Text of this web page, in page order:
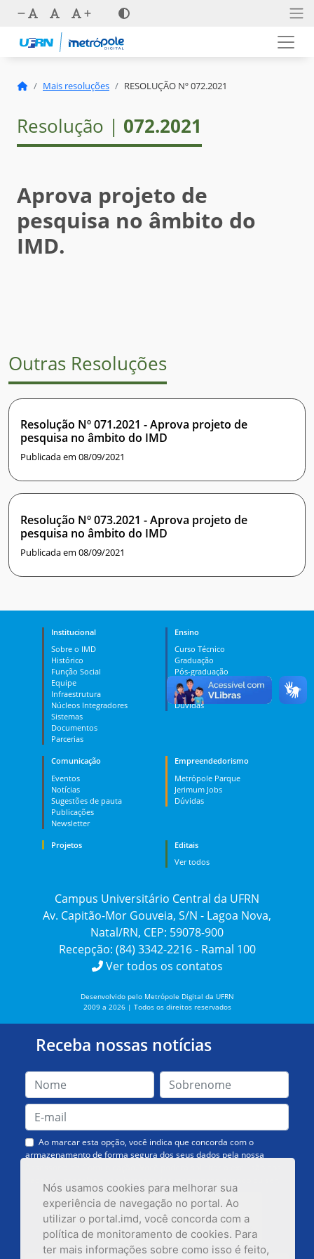
Nós usamos cookies para melhorar sua
experiência de navegação no portal. Ao
utilizar o portal.imd, você concorda com a
política de monitoramento de cookies. Para
ter mais informações sobre como isso é feito,
Mais resoluções RESOLUÇÃO Nº 072.2021
Resolução | 072.2021
Aprova projeto de
pesquisa no âmbito do
IMD.
Outras Resoluções
Resolução Nº 071.2021 - Aprova projeto de
pesquisa no âmbito do IMD
Publicada em 08/09/2021
Resolução Nº 073.2021 - Aprova projeto de
pesquisa no âmbito do IMD
Publicada em 08/09/2021
Institucional
Sobre o IMD
Histórico
Função Social
Equipe
Infraestrutura
Núcleos Integradores
Sistemas
Documentos
Parcerias
Ensino
Curso Técnico
Graduação
Pós-graduação
PES
MOOC
Dúvidas
Comunicação
Eventos
Notícias
Sugestões de pauta
Publicações
Newsletter
Empreendedorismo
Metrópole Parque
Jerimum Jobs
Dúvidas
Projetos
Editais
Ver todos
Campus Universitário Central da UFRN
Av. Capitão-Mor Gouveia, S/N - Lagoa Nova,
Natal/RN, CEP: 59078-900
Recepção: (84) 3342-2216 - Ramal 100
Ver todos os contatos
Desenvolvido pelo Metrópole Digital da UFRN
2009 a 2026 | Todos os direitos reservados
Receba nossas notícias
Ao marcar esta opção, você indica que concorda com o
armazenamento de forma segura dos seus dados pela nossa